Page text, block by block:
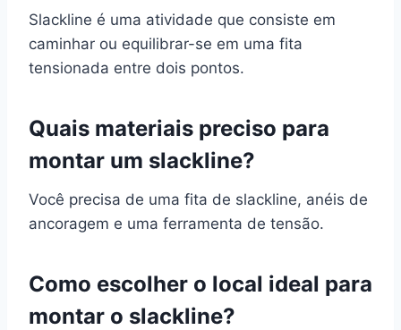
Slackline é uma atividade que consiste em
caminhar ou equilibrar-se em uma fita
tensionada entre dois pontos.
Quais materiais preciso para
montar um slackline?
Você precisa de uma fita de slackline, anéis de
ancoragem e uma ferramenta de tensão.
Como escolher o local ideal para
montar o slackline?